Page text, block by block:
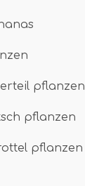
pflanzen
pflanzen
pflanzen